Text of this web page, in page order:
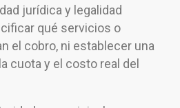
jurídica y legalidad
qué servicios o
el cobro, ni establecer una
cuota y el costo real del